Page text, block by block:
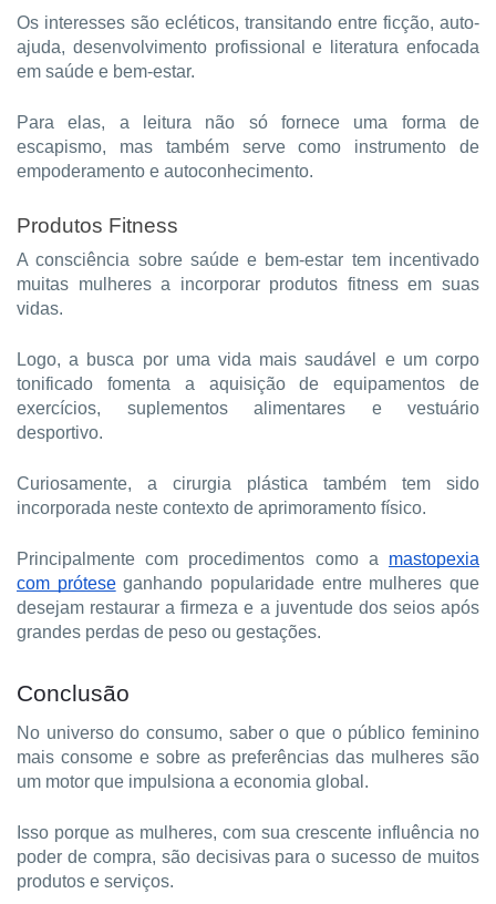
Os interesses são ecléticos, transitando entre ficção, auto-
ajuda, desenvolvimento profissional e literatura enfocada
em saúde e bem-estar.
Para elas, a leitura não só fornece uma forma de
escapismo, mas também serve como instrumento de
empoderamento e autoconhecimento.
Produtos Fitness
A consciência sobre saúde e bem-estar tem incentivado
muitas mulheres a incorporar produtos fitness em suas
vidas.
Logo, a busca por uma vida mais saudável e um corpo
tonificado fomenta a aquisição de equipamentos de
exercícios, suplementos alimentares e vestuário
desportivo.
Curiosamente, a cirurgia plástica também tem sido
incorporada neste contexto de aprimoramento físico.
Principalmente com procedimentos como a mastopexia
com próteseganhando popularidade entre mulheres que
desejam restaurar a firmeza e a juventude dos seios após
grandes perdas de peso ou gestações.
Conclusão
No universo do consumo, saber o que o público feminino
mais consome e sobre as preferências das mulheres são
um motor que impulsiona a economia global.
Isso porque as mulheres, com sua crescente influência no
poder de compra, são decisivas para o sucesso de muitos
produtos e serviços.